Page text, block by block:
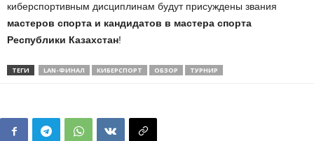
киберспортивным дисциплинам будут присуждены звания
мастеров спорта и кандидатов в мастера спорта
Республики Казахстан!
ТЕГИ LAN-ФИНАЛ КИБЕРСПОРТ ОБЗОР ТУРНИР